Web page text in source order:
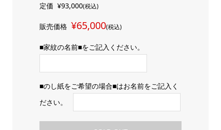
定価 ¥93,000(税込)
販売価格 ¥65,000(税込)
■家紋の名前■をご記入ください。
■のし紙をご希望の場合■はお名前をご記入く
ださい。